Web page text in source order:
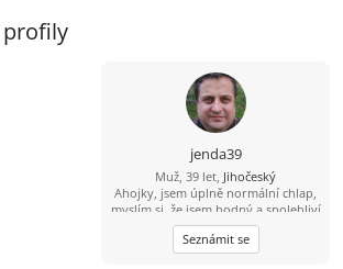
profily
jenda39
Muž, 39 let, Jihočeský
Ahojky, jsem úplně normální chlap,
myslím si, že jsem hodný a spolehliví
a že nezkazím žádnou srandu.
Hledám k sobě partnerku na
společnou a pohodovou cestu
Seznámit se